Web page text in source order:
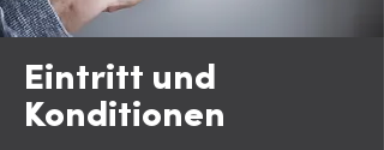
Eintritt und
Konditionen